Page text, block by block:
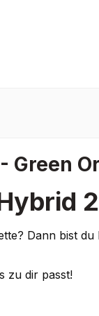
Green
Dann bist
zu dir passt!